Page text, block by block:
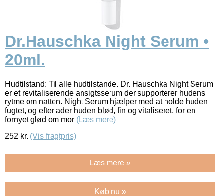
Dr.Hauschka Night Serum •
20ml.
Hudtilstand: Til alle hudtilstande. Dr. Hauschka Night Serum
er et revitaliserende ansigtsserum der supporterer hudens
rytme om natten. Night Serum hjælper med at holde huden
fugtet, og efterlader huden blød, fin og vitaliseret, for en
fornyet glød om mor (Læs mere)
252 kr. (Vis fragtpris)
Læs mere »
Køb nu »